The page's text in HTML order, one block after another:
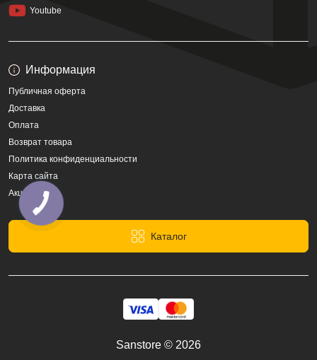
Информация
Публичная оферта
Доставка
Оплата
Возврат товара
Политика конфиденциальности
Карта сайта
Акции
Каталог
Youtube
Sanstore © 2026